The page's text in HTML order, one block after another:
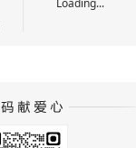
Loading...